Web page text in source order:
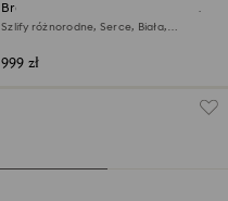
Bransoletka Ariana Grande x
Swarovski
Szlify różnorodne, Serce, Biała,
999 zł